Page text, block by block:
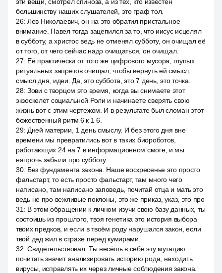
большинству наших слушателей, это граф тол.
26: Лев Николаевич, он на это обратил пристальное
внимание. Павел тогда зацепился за то, что иисус исцелял
в субботу, а христос ведь не отменял субботу, он очищал её
от того, от чего сейчас надо очищаться, он очищал.
27: Её практически от того же цифрового мусора, глупых
ритуальных запретов очищал, чтобы вернуть ей смысл,
смысл дня, идеи. Да, это суббота, это 7 день, это точка.
28: Зови с творцом это время, когда вы снимаете этот
экзоскелет социальной Роли и начинаете сверять свою
жизнь вот с этим чертежом. И в результате был сломан этот
божественный ритм 6 к 1 6.
29: Дней материи, 1 день смыслу. И без этого дня вне
времени мы превратились вот в таких биороботов,
работающих 24 на 7 в информационном смоге, и мы
напрочь забыли про субботу.
30: Без фундамента закона. Наше воскресенье это просто
фальстарт, то есть просто фальстарт, там много чего
написано, там написано заповедь, почитай отца и мать это
ведь не про вежливые поклоны, это же приказ, указ, это про
31: В этом обращении к личном изучи свою базу данных, ты
состоишь из прошлого, твоя генетика это история выбора
твоих предков, и если в твоём роду нарушался закон, если
твой дед жил в страхе перед кумирами.
32: Свидетельствовал. Ты несёшь в себе эту мутацию
почитать значит анализировать историю рода, находить
вирусы, исправлять их через личные соблюдения закона.